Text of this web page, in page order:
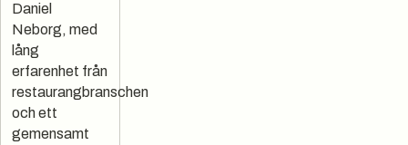
Daniel
Neborg, med
lång
erfarenhet från
restaurangbranschen
och ett
gemensamt